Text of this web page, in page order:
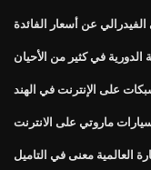
عن أسعار الفائدة
في كثير من الأحيان
على الإنترنت في الهند
ماروتي على الانترنت
العالمية معنى في التاميل